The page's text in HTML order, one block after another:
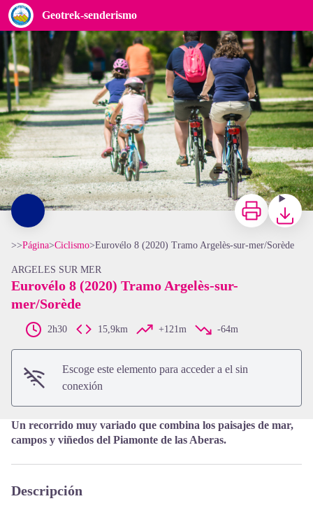
Geotrek-senderismo
Eurovélo 8 (2020) Tramo Argelès-sur-mer/Sorède
Stephane Ferrer
View picture in full screen
ImprimirBajar
>>Página>Ciclismo>Eurovélo 8 (2020) Tramo Argelès-sur-mer/Sorède
ARGELES SUR MER
Eurovélo 8 (2020) Tramo Argelès-sur-
mer/Sorède
2h30 15,9km +121m -64m
Escoge este elemento para acceder a el sin
conexión
Un recorrido muy variado que combina los paisajes de mar,
campos y viñedos del Piamonte de las Aberas.
Descripción